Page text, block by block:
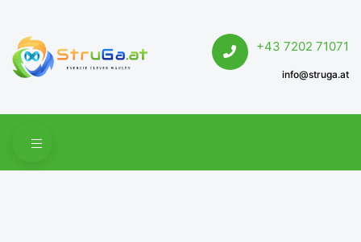
+43 7202 71071
info@struga.at